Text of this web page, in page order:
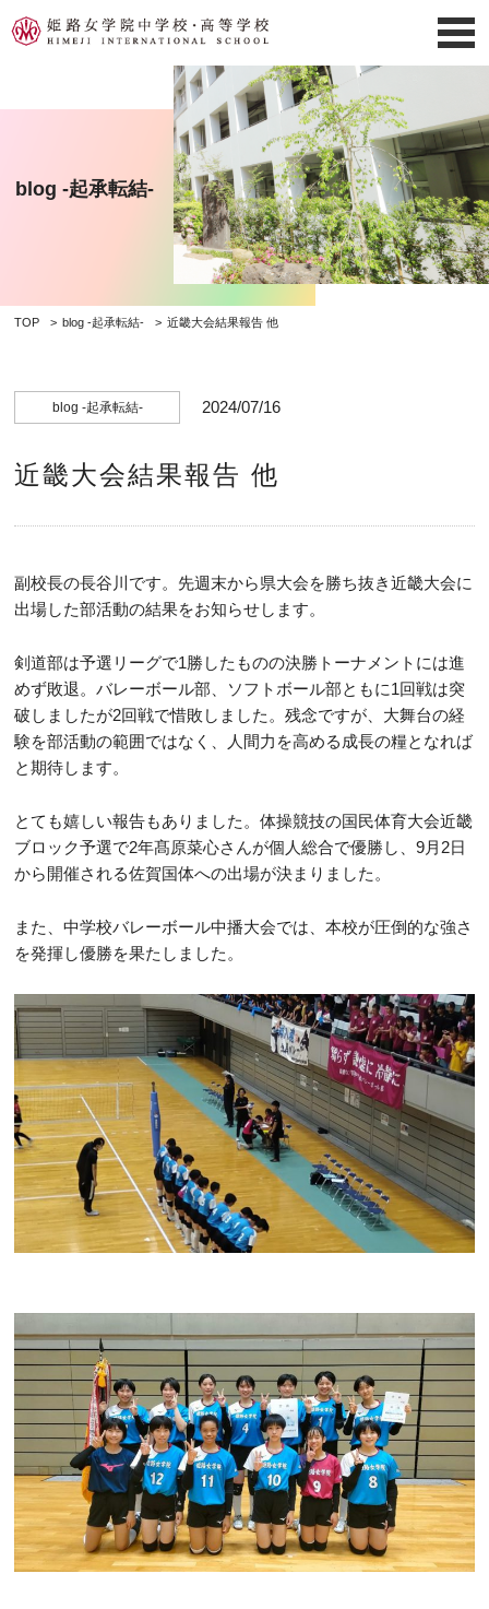
blog -起承転結-
TOP blog -起承転結- 近畿大会結果報告 他
blog -起承転結- 2024/07/16
近畿大会結果報告 他
副校長の長谷川です。先週末から県大会を勝ち抜き近畿大会に
出場した部活動の結果をお知らせします。
剣道部は予選リーグで1勝したものの決勝トーナメントには進
めず敗退。バレーボール部、ソフトボール部ともに1回戦は突
破しましたが2回戦で惜敗しました。残念ですが、大舞台の経
験を部活動の範囲ではなく、人間力を高める成長の糧となれば
と期待します。
とても嬉しい報告もありました。体操競技の国民体育大会近畿
ブロック予選で2年髙原菜心さんが個人総合で優勝し、9月2日
から開催される佐賀国体への出場が決まりました。
また、中学校バレーボール中播大会では、本校が圧倒的な強さ
を発揮し優勝を果たしました。